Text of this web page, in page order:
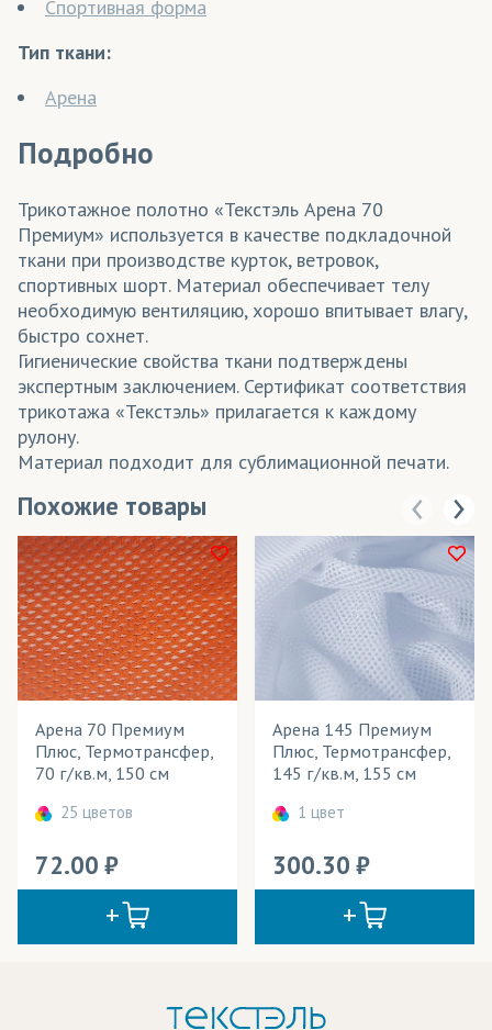
Спортивная форма
Тип ткани:
Арена
Подробно
Трикотажное полотно «Текстэль Арена 70
Премиум» используется в качестве подкладочной
ткани при производстве курток, ветровок,
спортивных шорт. Материал обеспечивает телу
необходимую вентиляцию, хорошо впитывает влагу,
быстро сохнет.
Гигиенические свойства ткани подтверждены
экспертным заключением. Сертификат соответствия
трикотажа «Текстэль» прилагается к каждому
рулону.
Материал подходит для сублимационной печати.
Похожие товары
Арена 70 Премиум
Плюс, Термотрансфер,
70 г/кв.м, 150 см
25 цветов
72.00
Арена 145 Премиум
Плюс, Термотрансфер,
145 г/кв.м, 155 см
1 цвет
300.30